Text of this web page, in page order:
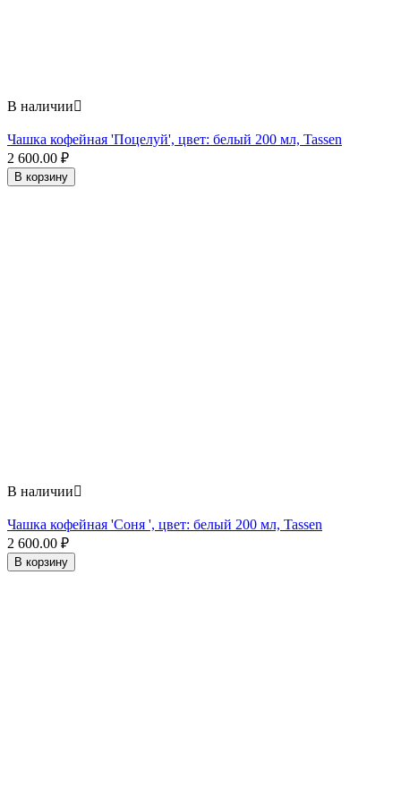
В наличии
Чашка кофейная 'Поцелуй', цвет: белый 200 мл, Tassen
2 600.00 ₽
В корзину
В наличии
Чашка кофейная 'Соня ', цвет: белый 200 мл, Tassen
2 600.00 ₽
В корзину